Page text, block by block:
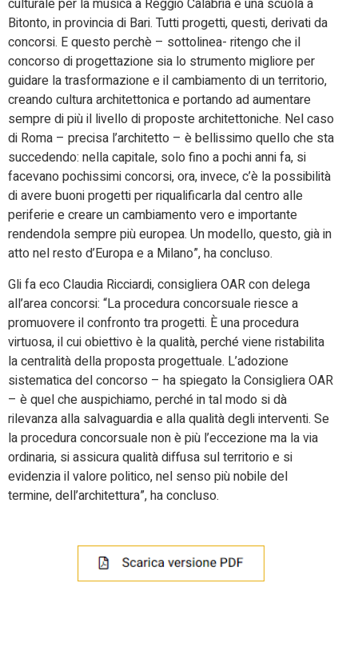
culturale per la musica a Reggio Calabria e una scuola a
Bitonto, in provincia di Bari. Tutti progetti, questi, derivati da
concorsi. E questo perchè – sottolinea- ritengo che il
concorso di progettazione sia lo strumento migliore per
guidare la trasformazione e il cambiamento di un territorio,
creando cultura architettonica e portando ad aumentare
sempre di più il livello di proposte architettoniche. Nel caso
di Roma – precisa l’architetto – è bellissimo quello che sta
succedendo: nella capitale, solo fino a pochi anni fa, si
facevano pochissimi concorsi, ora, invece, c’è la possibilità
di avere buoni progetti per riqualificarla dal centro alle
periferie e creare un cambiamento vero e importante
rendendola sempre più europea. Un modello, questo, già in
atto nel resto d’Europa e a Milano”, ha concluso.
Gli fa eco Claudia Ricciardi, consigliera OAR con delega
all’area concorsi: “La procedura concorsuale riesce a
promuovere il confronto tra progetti. È una procedura
virtuosa, il cui obiettivo è la qualità, perché viene ristabilita
la centralità della proposta progettuale. L’adozione
sistematica del concorso – ha spiegato la Consigliera OAR
– è quel che auspichiamo, perché in tal modo si dà
rilevanza alla salvaguardia e alla qualità degli interventi. Se
la procedura concorsuale non è più l’eccezione ma la via
ordinaria, si assicura qualità diffusa sul territorio e si
evidenzia il valore politico, nel senso più nobile del
termine, dell’architettura”, ha concluso.